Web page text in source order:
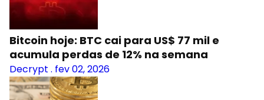
Bitcoin hoje: BTC cai para US$ 77 mil e
acumula perdas de 12% na semana
Decrypt . fev 02, 2026